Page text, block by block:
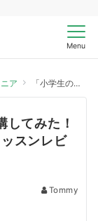
Menu
ア 「小学生の英会話1」コースを受講してみた！英語講師が生徒・保護者目線でレッスンレビュー＆考察
してみた！
スンレビ
Tommy